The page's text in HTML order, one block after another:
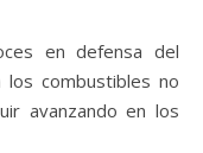
combustibles no
avanzando en los